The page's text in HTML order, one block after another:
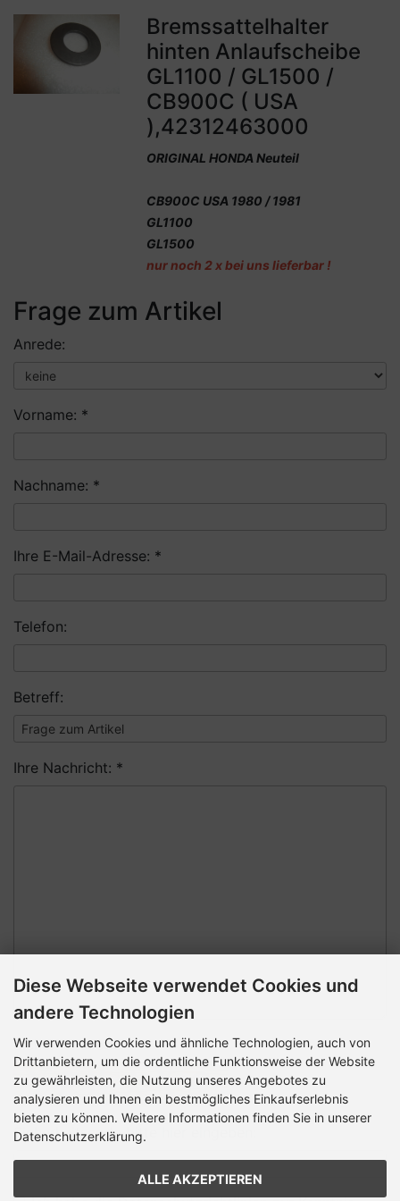
Bremssattelhalter
hinten Anlaufscheibe
GL1100 / GL1500 /
CB900C ( USA
),42312463000
ORIGINAL HONDA Neuteil
CB900C USA 1980 / 1981
GL1100
GL1500
nur noch 2 x bei uns lieferbar !
Frage zum Artikel
Anrede:
Vorname: *
Nachname: *
Ihre E-Mail-Adresse: *
Telefon:
Betreff:
Ihre Nachricht: *
Sicherheitscode
Sicherheitscode bitte hier eingeben:
Diese Webseite verwendet Cookies und
andere Technologien
Wir verwenden Cookies und ähnliche Technologien, auch von
Drittanbietern, um die ordentliche Funktionsweise der Website
zu gewährleisten, die Nutzung unseres Angebotes zu
analysieren und Ihnen ein bestmögliches Einkaufserlebnis
bieten zu können. Weitere Informationen finden Sie in unserer
Datenschutzerklärung.
ALLE AKZEPTIEREN